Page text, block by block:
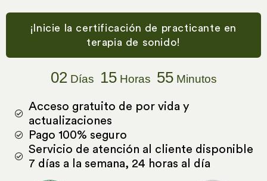
¡Inicie la certificación de practicante en
terapia de sonido!
02 Días 15 Horas 55 Minutos
Acceso gratuito de por vida y
actualizaciones
Pago 100% seguro
Servicio de atención al cliente disponible
7 días a la semana, 24 horas al día